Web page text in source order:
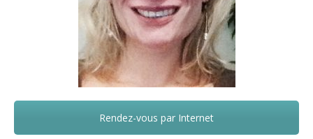
Rendez-vous par Internet